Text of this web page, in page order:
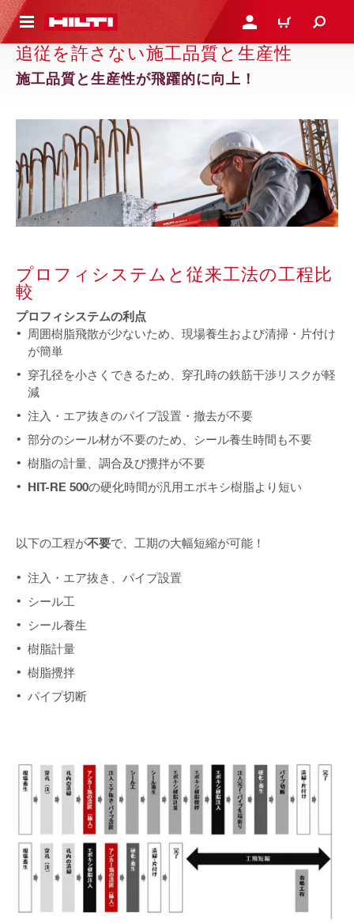
内容を表示 ログイン・新規オンライ
カート
追従を許さない施工品質と生産性
施工品質と生産性が飛躍的に向上！
プロフィシステムと従来工法の工程比
較
プロフィシステムの利点
周囲樹脂飛散が少ないため、現場養生および清掃・片付け
が簡単
穿孔径を小さくできるため、穿孔時の鉄筋干渉リスクが軽
減
注入・エア抜きのパイプ設置・撤去が不要
部分のシール材が不要のため、シール養生時間も不要
樹脂の計量、調合及び攪拌が不要
HIT-RE 500の硬化時間が汎用エポキシ樹脂より短い
以下の工程が不要で、工期の大幅短縮が可能！
注入・エア抜き、パイプ設置
シール工
シール養生
樹脂計量
樹脂攪拌
パイプ切断